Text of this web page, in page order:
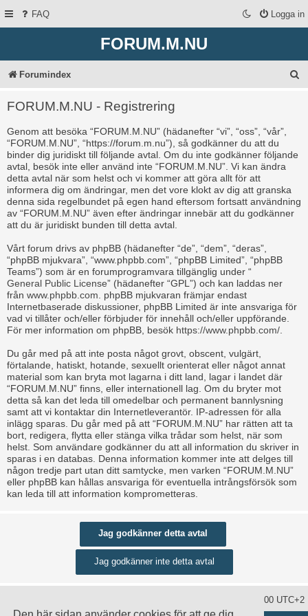
FAQ Logga in
FORUM.M.NU
Forumindex
FORUM.M.NU - Registrering
Genom att besöka “FORUM.M.NU” (hädanefter “vi”, “oss”, “vår”,
“FORUM.M.NU”, “https://forum.m.nu”), så godkänner du att du
binder dig juridiskt till följande avtal. Om du inte godkänner följande
avtal, besök inte eller använd inte “FORUM.M.NU”. Vi kan ändra
detta avtal när som helst och vi kommer att göra allt för att
informera dig om ändringar, men det vore klokt av dig att granska
denna sida regelbundet på egen hand eftersom fortsatt användning
av “FORUM.M.NU” även efter ändringar innebär att du godkänner
att du är juridiskt bunden till detta avtal.
Vårt forum drivs av phpBB (hädanefter “de”, “dem”, “deras”,
“phpBB mjukvara”, “www.phpbb.com”, “phpBB Limited”, “phpBB
Teams”) som är en forumprogramvara tillgänglig under “
General Public License” (hädanefter “GPL”) och kan laddas ner
från www.phpbb.com . phpBB mjukvaran främjar endast
Internetbaserade diskussioner, phpBB Limited är inte ansvariga för
vad vi tillåter och/eller förbjuder för innehåll och/eller uppförande.
För mer information om phpBB, besök https://www.phpbb.com/
Du går med på att inte posta något grovt, obscent, vulgärt,
förtalande, hatiskt, hotande, sexuellt orienterat eller något annat
material som kan bryta mot lagarna i ditt land, lagar i landet där
“FORUM.M.NU” finns, eller internationell lag. Om du bryter mot
detta så kan det leda till omedelbar och permanent bannlysning
samt att vi kontaktar din Internetleverantör. IP-adressen för alla
inlägg sparas. Du går med på att “FORUM.M.NU” har rätten att ta
bort, redigera, flytta eller stänga vilka trådar som helst, när som
helst. Som användare godkänner du att all information du skriver in
sparas i en databas. Denna information kommer inte att delges till
någon tredje part utan ditt samtycke, men varken “FORUM.M.NU”
eller phpBB kan hållas ansvariga för eventuella intrångsförsök som
kan leda till att information komprometteras.
Alla tidsangivelser är UTC+02:00 UTC+2